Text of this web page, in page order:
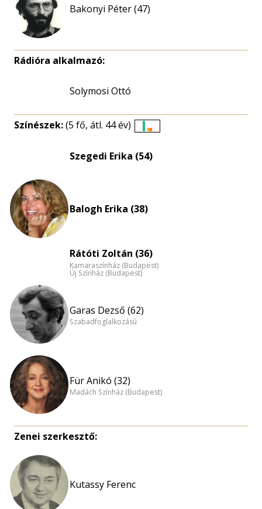
Bakonyi Péter (47)
Rádióra alkalmazó:
Solymosi Ottó
Színészek:(5 fő, átl. 44 év)
eloszlás
Szegedi Erika (54)
Balogh Erika (38)
Rátóti Zoltán (36)
Kamaraszínház (Budapest)
Új Színház (Budapest)
Garas Dezső (62)
Szabadfoglalkozású
Für Anikó (32)
Madách Színház (Budapest)
Zenei szerkesztő:
Kutassy Ferenc